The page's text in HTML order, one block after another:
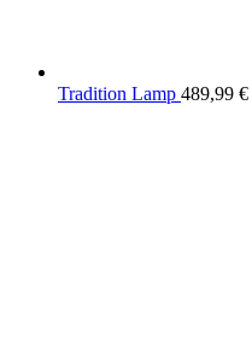
Tradition Lamp 489,99 €